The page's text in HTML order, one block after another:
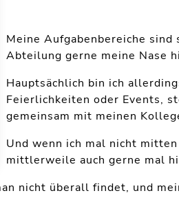
Meine Aufgabenbereiche
Abteilung gerne meine Nase
Hauptsächlich bin ich
Feierlichkeiten oder Events,
gemeinsam mit meinen
Und wenn ich mal nicht
mittlerweile auch gerne mal
nicht überall findet, und